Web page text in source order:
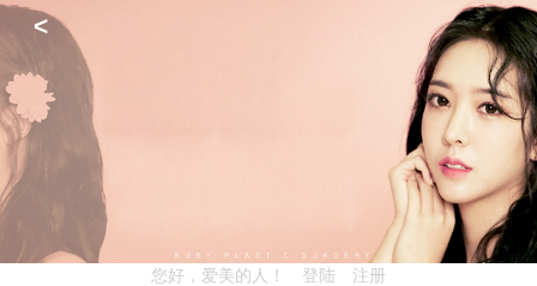
<
您好，爱美的人！ 登陆 注册